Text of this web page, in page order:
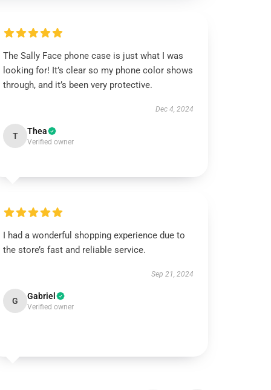
The Sally Face phone case is just what I was
looking for! It’s clear so my phone color shows
through, and it’s been very protective.
Dec 4, 2024
T Thea
Verified owner
I had a wonderful shopping experience due to
the store’s fast and reliable service.
Sep 21, 2024
G Gabriel
Verified owner